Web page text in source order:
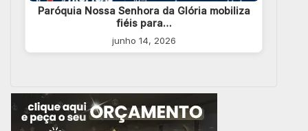
Paróquia Nossa Senhora da Glória mobiliza
fiéis para…
junho 14, 2026